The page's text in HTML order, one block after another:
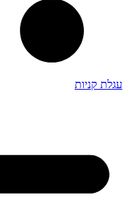
עגלת קניות